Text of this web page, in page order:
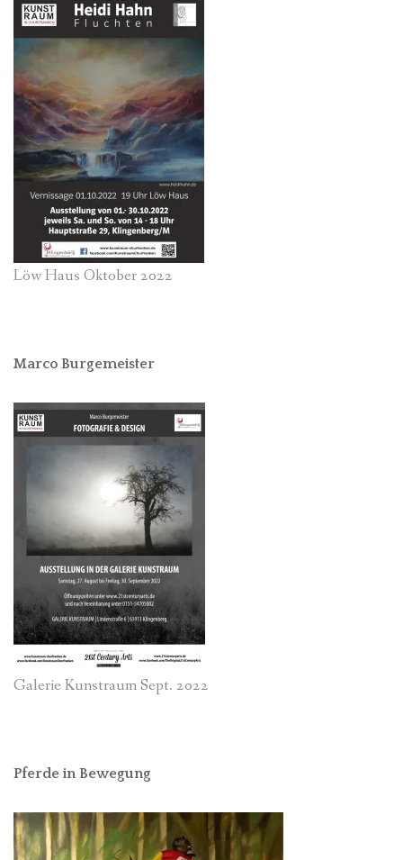
Löw Haus Oktober 2022
Marco Burgemeister
Galerie Kunstraum Sept. 2022
Pferde in Bewegung